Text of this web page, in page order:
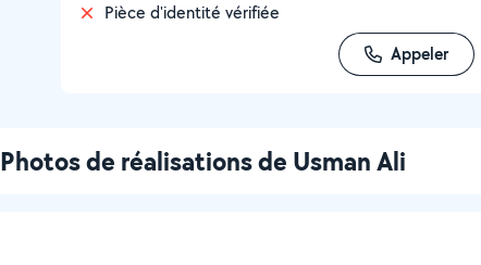
Pièce d'identité vérifiée
Appeler
Photos de réalisations de Usman Ali